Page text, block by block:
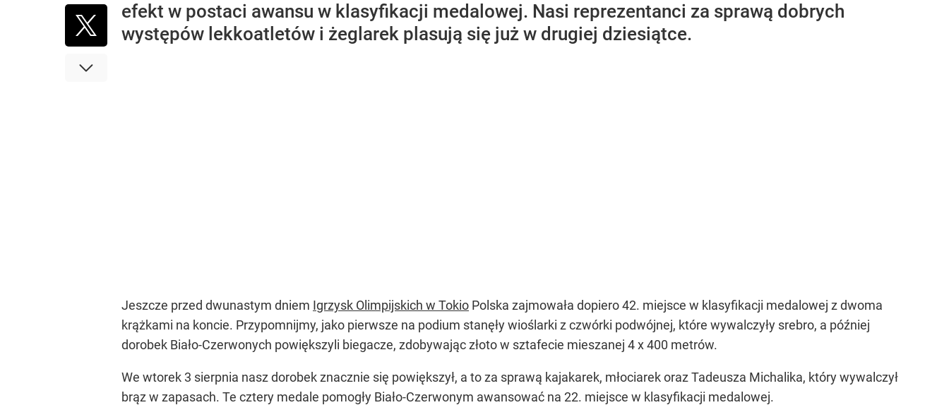
efekt w postaci awansu w klasyfikacji medalowej. Nasi reprezentanci za sprawą dobrych
występów lekkoatletów i żeglarek plasują się już w drugiej dziesiątce.
Jeszcze przed dwunastym dniem Igrzysk Olimpijskich w Tokio Polska zajmowała dopiero 42. miejsce w klasyfikacji medalowej z dwoma
krążkami na koncie. Przypomnijmy, jako pierwsze na podium stanęły wioślarki z czwórki podwójnej, które wywalczyły srebro, a później
dorobek Biało-Czerwonych powiększyli biegacze, zdobywając złoto w sztafecie mieszanej 4 x 400 metrów.
We wtorek 3 sierpnia nasz dorobek znacznie się powiększył, a to za sprawą kajakarek, młociarek oraz Tadeusza Michalika, który wywalczył
brąz w zapasach. Te cztery medale pomogły Biało-Czerwonym awansować na 22. miejsce w klasyfikacji medalowej.